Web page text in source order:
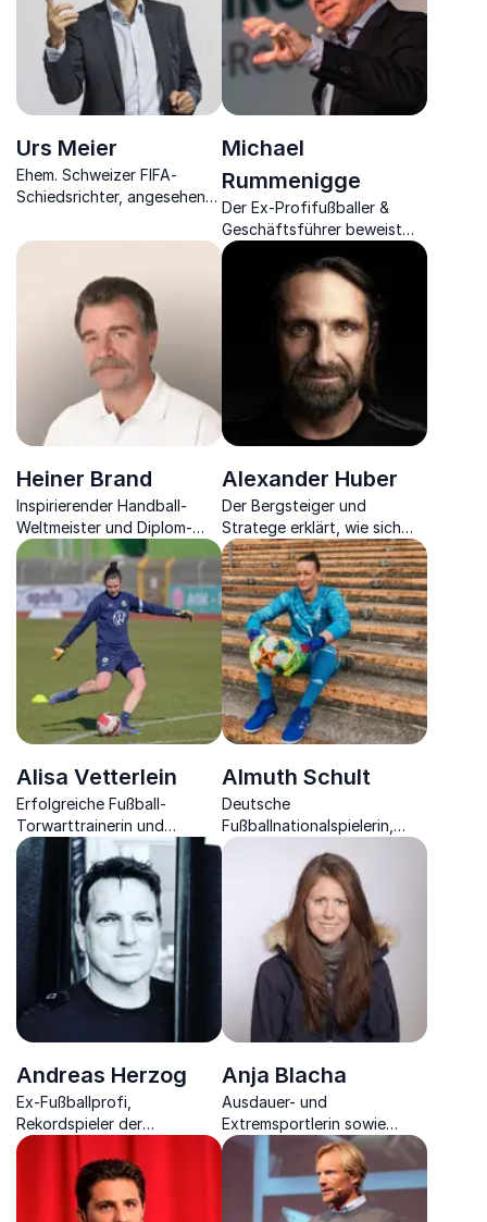
Urs Meier
Ehem. Schweizer FIFA-
Schiedsrichter, angesehener
Unternehmer macht
Michael
Rummenigge
Der Ex-Profifußballer &
Geschäftsführer beweist
die Wichtigkeit des
Menschen bei privatem
sowie professionellem
Heiner Brand
Inspirierender Handball-
Weltmeister und Diplom-
Kaufmann: Ein Meister des
Erfolgs in Sport und
Wirtschaft.
Alexander Huber
Der Bergsteiger und
Stratege erklärt, wie sich
Taktiken des Bergsteigens
auf das Management
übertragen lassen.
Alisa Vetterlein
Erfolgreiche Fußball-
Torwarttrainerin und
Profitorhüterin zeigt, wie
man mit Druck umgeht und
teilt einzigartige Einblicke
ins Teamgefüge,
Almuth Schult
Deutsche
Fußballnationalspielerin,
Weltklasse-Torhüterin und
TV-Expertin über
Chancengleichheit und
Willenskraft.
Andreas Herzog
Ex-Fußballprofi,
Rekordspieler der
österreichischen
Nationalmannschaft, Trainer
sowie Autor über Fußball
und Erkenntnisse für das
Anja Blacha
Ausdauer- und
Extremsportlerin sowie
Weltrekordhalterin, hat die
höchsten Gipfel der Welt
bezwungen.